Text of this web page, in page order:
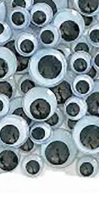
de la table
et beauté